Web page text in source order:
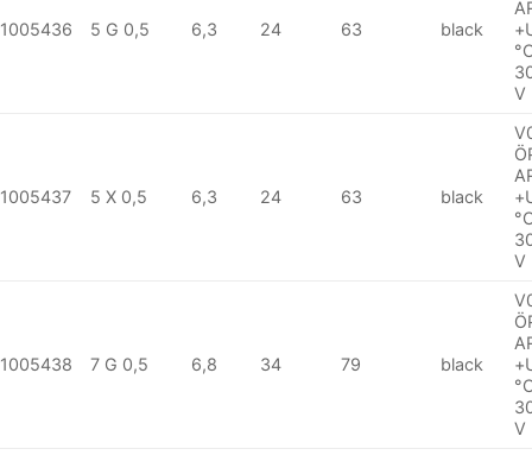
1005436 5 G 0,5 6,3 24 63 black
V
1005437 5 X 0,5 6,3 24 63 black
V
1005438 7 G 0,5 6,8 34 79 black
V